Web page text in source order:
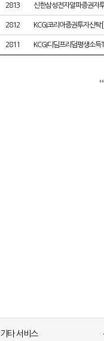
2813 신한삼성전자알파증권자
2812 KCGI코리아증권투자신
2811 KCGI디딤프리덤평생소
기타 서비스